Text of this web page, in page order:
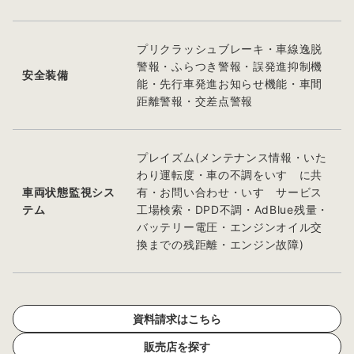
安全装備
プリクラッシュブレーキ・車線逸脱
警報・ふらつき警報・誤発進抑制機
能・先行車発進お知らせ機能・車間
距離警報・交差点警報
車両状態監視シス
テム
プレイズム(メンテナンス情報・いた
わり運転度・車の不調をいすゞに共
有・お問い合わせ・いすゞサービス
工場検索・DPD不調・AdBlue残量・
バッテリー電圧・エンジンオイル交
換までの残距離・エンジン故障)
資料請求はこちら
販売店を探す